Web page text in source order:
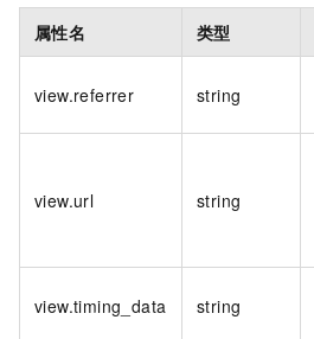
属性名 类型
view.referrer string
view.url string
view.timing_data string